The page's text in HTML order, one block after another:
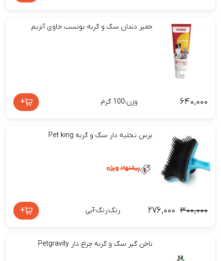
خمیر دندان سگ و گربه بونست حاوی آنزیم
۶۴۰,۰۰۰ وزن:100 گرم +
برس تخلیه دار سگ و گربه Pet king
۳۰۰,۰۰۰ ۲۷۶,۰۰۰ رنگ:رنگ-آبی +
ناخن گیر سگ و گربه چراغ دار Petgravity